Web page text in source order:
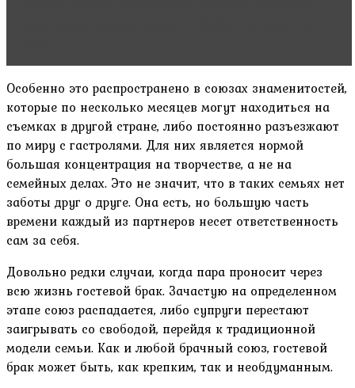
Особенно это распространено в союзах знаменитостей,
которые по несколько месяцев могут находиться на
съемках в другой стране, либо постоянно разъезжают
по миру с гастролями. Для них является нормой
большая концентрация на творчестве, а не на
семейных делах. Это не значит, что в таких семьях нет
заботы друг о друге. Она есть, но большую часть
времени каждый из партнеров несет ответственность
сам за себя.
Довольно редки случаи, когда пара проносит через
всю жизнь гостевой брак. Зачастую на определенном
этапе союз распадается, либо супруги перестают
заигрывать со свободой, перейдя к традиционной
модели семьи. Как и любой брачный союз, гостевой
брак может быть, как крепким, так и необдуманным.